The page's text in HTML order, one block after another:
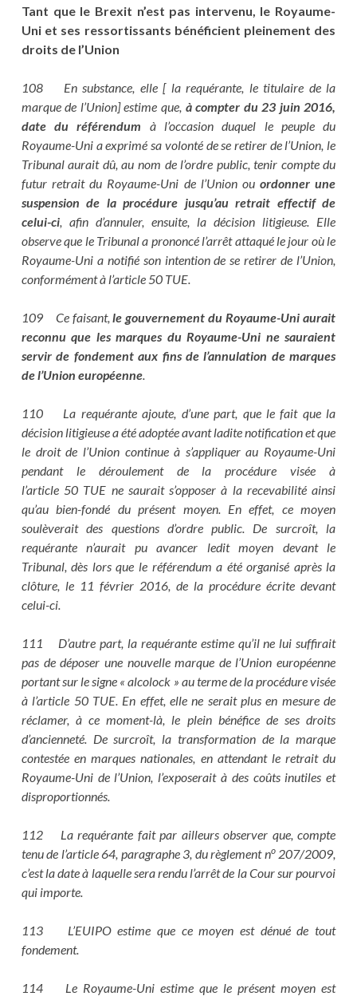
Tant que le Brexit n’est pas intervenu, le Royaume-
Uni et ses ressortissants bénéficient pleinement des
droits de l’Union
108 En substance, elle [ la requérante, le titulaire de la
marque de l’Union] estime que, à compter du 23 juin 2016,
date du référendum à l’occasion duquel le peuple du
Royaume-Uni a exprimé sa volonté de se retirer de l’Union, le
Tribunal aurait dû, au nom de l’ordre public, tenir compte du
futur retrait du Royaume-Uni de l’Union ou ordonner une
suspension de la procédure jusqu’au retrait effectif de
celui-ci, afin d’annuler, ensuite, la décision litigieuse. Elle
observe que le Tribunal a prononcé l’arrêt attaqué le jour où le
Royaume-Uni a notifié son intention de se retirer de l’Union,
conformément à l’article 50 TUE.
109 Ce faisant,le gouvernement du Royaume-Uni aurait
reconnu que les marques du Royaume-Uni ne sauraient
servir de fondement aux fins de l’annulation de marques
de l’Union européenne.
110 La requérante ajoute, d’une part, que le fait que la
décision litigieuse a été adoptée avant ladite notification et que
le droit de l’Union continue à s’appliquer au Royaume-Uni
pendant le déroulement de la procédure visée à
l’article 50 TUE ne saurait s’opposer à la recevabilité ainsi
qu’au bien-fondé du présent moyen. En effet, ce moyen
soulèverait des questions d’ordre public. De surcroît, la
requérante n’aurait pu avancer ledit moyen devant le
Tribunal, dès lors que le référendum a été organisé après la
clôture, le 11 février 2016, de la procédure écrite devant
celui-ci.
111 D’autre part, la requérante estime qu’il ne lui suffirait
pas de déposer une nouvelle marque de l’Union européenne
portant sur le signe « alcolock » au terme de la procédure visée
à l’article 50 TUE. En effet, elle ne serait plus en mesure de
réclamer, à ce moment-là, le plein bénéfice de ses droits
d’ancienneté. De surcroît, la transformation de la marque
contestée en marques nationales, en attendant le retrait du
Royaume-Uni de l’Union, l’exposerait à des coûts inutiles et
disproportionnés.
112 La requérante fait par ailleurs observer que, compte
tenu de l’article 64, paragraphe 3, du règlement no207/2009,
c’est la date à laquelle sera rendu l’arrêt de la Cour sur pourvoi
qui importe.
113 L’EUIPO estime que ce moyen est dénué de tout
fondement.
114 Le Royaume-Uni estime que le présent moyen est